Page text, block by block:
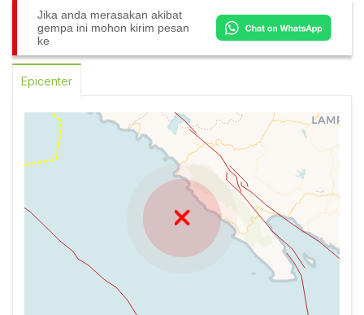
Jika anda merasakan akibat
gempa ini mohon kirim pesan
ke
Epicenter